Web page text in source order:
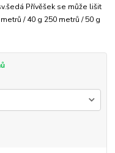
Přívěšek se může lišit
/ 40 g 250 metrů / 50 g